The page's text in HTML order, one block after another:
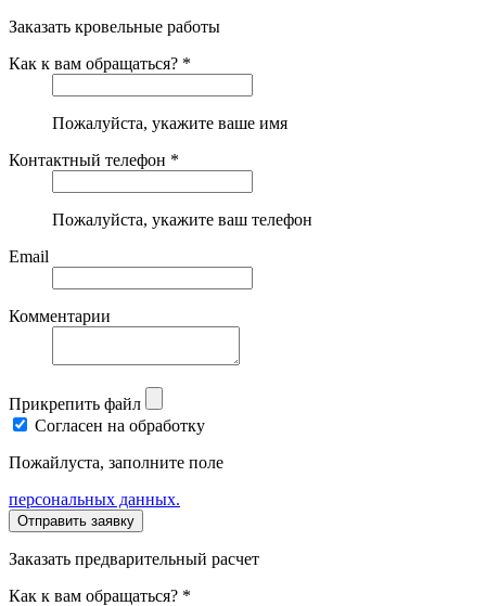
Заказать кровельные работы
Как к вам обращаться? *
Пожалуйста, укажите ваше имя
Контактный телефон *
Пожалуйста, укажите ваш телефон
Email
Комментарии
Прикрепить файл
Согласен на обработку
Пожайлуста, заполните поле
персональных данных.
Заказать предварительный расчет
Как к вам обращаться? *